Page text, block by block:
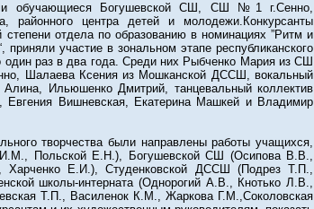
обучающиеся Богушевской СШ, СШ №1 г.Сенно,
центра детей и молодежи.Конкурсанты
отдела по образованию в номинациях ”Ритм и
участие в зональном этапе республиканского
один раз в два года. Среди них Рыбченко Мария из СШ
Шалаева Ксения из Мошканской ДССШ, вокальный
Ильюшенко Дмитрий, танцевальный коллектив
Евгения Вишневская, Екатерина Машкей и Владимир
творчества были направлены работы учащихся,
Польской Е.Н.), Богушевской СШ (Осипова В.В.,
Е.И.), Студенковской ДССШ (Подрез Т.П.,
школы-интерната (Однорогий А.В., Кнотько Л.В.,
Т.П., Василенок К.М., Жаркова Г.М.,Соколовская